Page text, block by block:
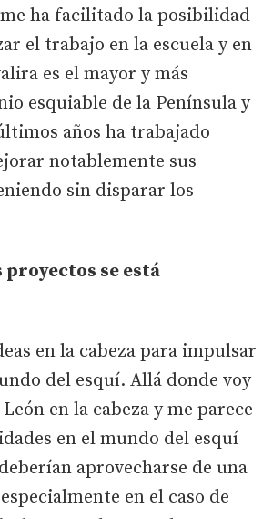
ha facilitado la posibilidad
el trabajo en la escuela y en
es el mayor y más
esquiable de la Península y
años ha trabajado
notablemente sus
sin disparar los
proyectos se está
en la cabeza para impulsar
del esquí. Allá donde voy
en la cabeza y me parece
en el mundo del esquí
aprovecharse de una
en el caso de